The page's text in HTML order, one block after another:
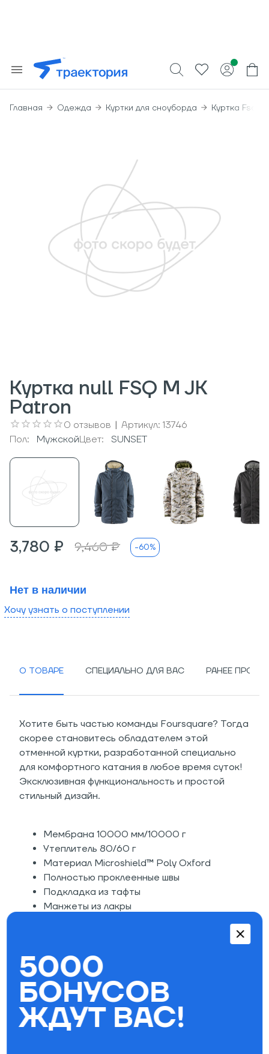
Главная Одежда Куртки для сноуборда Куртка Fsq
Куртка null FSQ M JK
Patron
0 отзывов | Артикул: 13746
Пол:
МужcкойЦвет: SUNSET
3,780 ₽ 9,460 ₽ -60%
Нет в наличии
Хочу узнать о поступлении
О ТОВАРЕ СПЕЦИАЛЬНО ДЛЯ ВАС РАНЕЕ
Хотите быть частью команды Foursquare? Тогда
скорее становитесь обладателем этой
отменной куртки, разработанной специально
для комфортного катания в любое время суток!
Эксклюзивная функциональность и простой
стильный дизайн.
Мембрана 10000 мм/10000 г
Утеплитель 80/60 г
Материал Microshield™ Poly Oxford
Полностью проклеенные швы
Подкладка из тафты
Манжеты из лакры
Вместительные нагрудные карманы
Удобный капюшон
5000
БОНУСОВ
ЖДУТ ВАС!